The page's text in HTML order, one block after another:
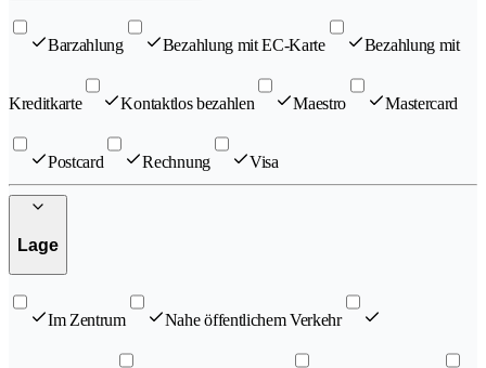
Barzahlung Bezahlung mit EC-Karte Bezahlung mit
Kreditkarte Kontaktlos bezahlen Maestro Mastercard
Postcard Rechnung Visa
Lage
Im Zentrum Nahe öffentlichem Verkehr